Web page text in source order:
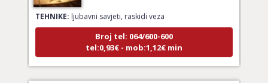
TEHNIKE:ljubavni savjeti, raskidi veza
Broj tel: 064/600-600
tel:0,93€ - mob:1,12€ min